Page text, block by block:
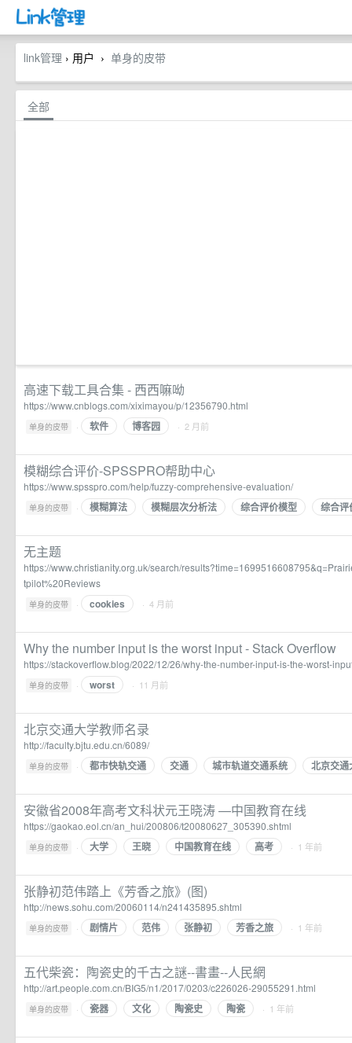
link管理 › 用户 › 单身的皮带
全部
高速下载工具合集 - 西西嘛呦
https://www.cnblogs.com/xiximayou/p/12356790.html
单身的皮带 · 软件 博客园 · 2 月前
模糊综合评价-SPSSPRO帮助中心
https://www.spsspro.com/help/fuzzy-comprehensive-evaluation/
单身的皮带 · 模糊算法 模糊层次分析法 综合评价模型 综合评
无主题
https://www.christianity.org.uk/search/
tpilot%20Reviews
单身的皮带 · cookies · 4 月前
Why the number input is the worst input - Stack Overflow
https://stackoverflow.blog/2022/12/26/why-the-number-input-is-the-worst-
单身的皮带 · worst · 11 月前
北京交通大学教师名录
http://faculty.bjtu.edu.cn/6089/
单身的皮带 · 都市快轨交通 交通 城市轨道交通系统 北京交通
安徽省2008年高考文科状元王晓涛 —中国教育在线
https://gaokao.eol.cn/an_hui/200806/t20080627_305390.shtml
单身的皮带 · 大学 王晓 中国教育在线 高考 · 1 年前
张静初范伟踏上《芳香之旅》(图)
http://news.sohu.com/20060114/n241435895.shtml
单身的皮带 · 剧情片 范伟 张静初 芳香之旅 · 1 年前
五代柴瓷：陶瓷史的千古之謎--書畫--人民網
http://art.people.com.cn/BIG5/n1/2017/0203/c226026-29055291.html
单身的皮带 · 瓷器 文化 陶瓷史 陶瓷 · 1 年前